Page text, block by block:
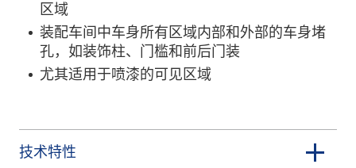
区域
装配车间中车身所有区域内部和外部的车身堵
孔，如装饰柱、门槛和前后门装
尤其适用于喷漆的可见区域
技术特性